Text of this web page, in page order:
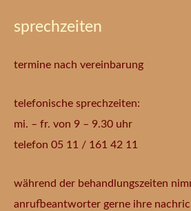
sprechzeiten
termine nach vereinbarung
telefonische sprechzeiten:
mi. – fr. von 9 – 9.30 uhr
telefon 05 11 / 161 42 11
während der behandlungszeiten
anrufbeantworter gerne ihre